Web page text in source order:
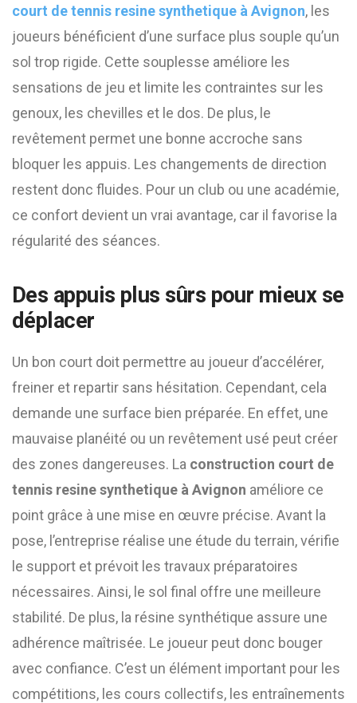
court de tennis resine synthetique à Avignon, les
joueurs bénéficient d’une surface plus souple qu’un
sol trop rigide. Cette souplesse améliore les
sensations de jeu et limite les contraintes sur les
genoux, les chevilles et le dos. De plus, le
revêtement permet une bonne accroche sans
bloquer les appuis. Les changements de direction
restent donc fluides. Pour un club ou une académie,
ce confort devient un vrai avantage, car il favorise la
régularité des séances.
Des appuis plus sûrs pour mieux se
déplacer
Un bon court doit permettre au joueur d’accélérer,
freiner et repartir sans hésitation. Cependant, cela
demande une surface bien préparée. En effet, une
mauvaise planéité ou un revêtement usé peut créer
des zones dangereuses. La construction court de
tennis resine synthetique à Avignon améliore ce
point grâce à une mise en œuvre précise. Avant la
pose, l’entreprise réalise une étude du terrain, vérifie
le support et prévoit les travaux préparatoires
nécessaires. Ainsi, le sol final offre une meilleure
stabilité. De plus, la résine synthétique assure une
adhérence maîtrisée. Le joueur peut donc bouger
avec confiance. C’est un élément important pour les
compétitions, les cours collectifs, les entraînements